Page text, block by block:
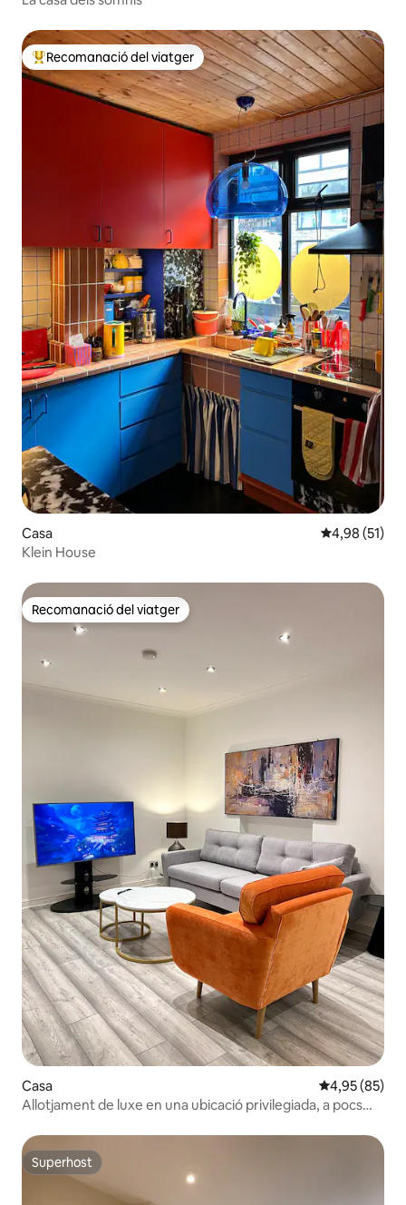
Principals recomanacions dels viatgers
Recomanació del viatger
Casa 4,98 de
4,98 (51)
Klein House
Recomanació del viatger
Recomanació del viatger
Casa 4,95 de
4,95 (85)
Allotjament de luxe en una ubicació privilegiada, a pocs
Superhost
Superhost